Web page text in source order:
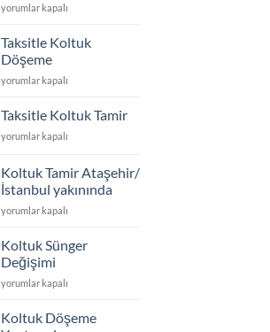
cm
için
Kredi
Taksitle
Kumaşı
Yenileme
yorumlar kapalı
Taksitle Koltuk
Döşeme
Taksitle
Döşeme
yorumlar kapalı
Taksitle Koltuk Tamir
Taksitle
için
yorumlar kapalı
Koltuk Tamir Ataşehir/
İstanbul yakınında
Koltuk
Ataşehir/
İstanbul
yakınında
için
yorumlar kapalı
Koltuk Sünger
Değişimi
Koltuk
Değişimi
yorumlar kapalı
Koltuk Döşeme